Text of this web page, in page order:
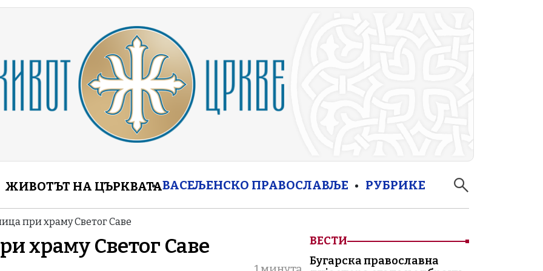
ЖИВОТЪТ НА ЦЪРКВАТАВАСЕЉЕНСКО ПРАВОСЛАВЉЕ РУБРИКЕ
при храму Светог Саве
храму Светог Саве
ВЕСТИ
Бугарска православна